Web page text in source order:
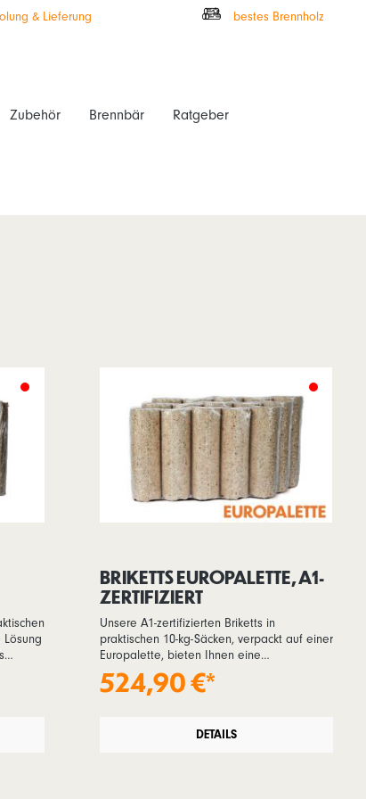
& Lieferung bestes Brennholz
Zubehör Brennbär Ratgeber
für
und
aus
BRIKETTS EUROPALETTE, A1-
ZERTIFIZIERT
Unsere A1-zertifizierten Briketts in
praktischen 10-kg-Säcken, verpackt auf einer
Europalette, bieten Ihnen eine
ausgezeichnete Lösung für den effizienten
und nachhaltigen Heizbedarf. Mit einer
kalte Jahreszeit optimal vorbereiten – und
524,90 €*
DETAILS